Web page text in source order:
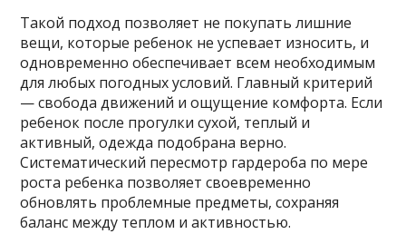
Такой подход позволяет не покупать лишние
вещи, которые ребенок не успевает износить, и
одновременно обеспечивает всем необходимым
для любых погодных условий. Главный критерий
— свобода движений и ощущение комфорта. Если
ребенок после прогулки сухой, теплый и
активный, одежда подобрана верно.
Систематический пересмотр гардероба по мере
роста ребенка позволяет своевременно
обновлять проблемные предметы, сохраняя
баланс между теплом и активностью.